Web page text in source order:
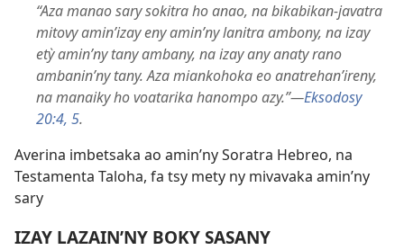
“Aza manao sary sokitra ho anao, na bikabikan-javatra
mitovy amin’izay eny amin’ny lanitra ambony, na izay
etỳ amin’ny tany ambany, na izay any anaty rano
ambanin’ny tany. Aza miankohoka eo anatrehan’ireny,
na manaiky ho voatarika hanompo azy.”—Eksodosy
20:4, 5.
Averina imbetsaka ao amin’ny Soratra Hebreo, na
Testamenta Taloha, fa tsy mety ny mivavaka amin’ny
sary
IZAY LAZAIN’NY BOKY SASANY